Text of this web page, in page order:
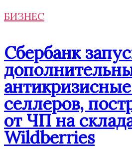
БИЗНЕС
Сбербанк
селлеров,
от ЧП на
Wildberries